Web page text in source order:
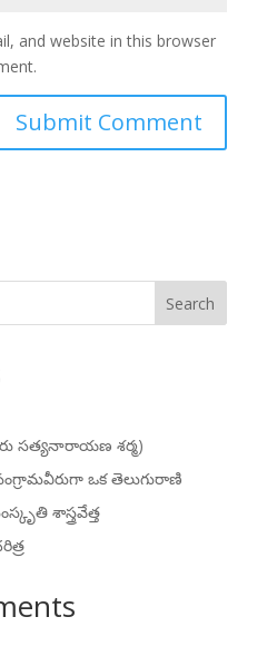
and website in this browser
Search
సత్యనారాయణ శర్మ)
ఒక తెలుగురాణి
శాస్త్రవేత్త